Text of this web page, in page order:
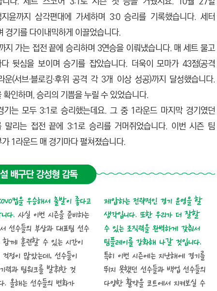
윤까지 삼각편대에 가세하며 3:0 승리를 기록했습니다. 세터
경기를 다이내믹하게 이끌었습니다.
가는 접전 끝에 승리하며 3연승을 이뤄냈습니다. 매 세트 물고
뒷심을 보이며 승기를 잡았습니다. 더욱이 모마가 43점(공격
(서브·블로킹·후위 공격 각 3개 이상 성공)까지 달성했습니다.
인하며, 승리의 기쁨을 누릴 수 있었습니다.
는 모두 3:1로 승리했는데요. 그 중 1라운드 마지막 경기였던
리는 접전 끝에 3:1로 승리를 거머쥐었습니다. 이번 시즌 팀
1라운드 매 경기마다 펼쳐졌습니다.